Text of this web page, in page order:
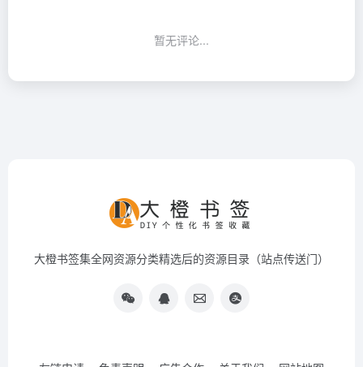
暂无评论...
大橙书签集全网资源分类精选后的资源目录（站点传送门）